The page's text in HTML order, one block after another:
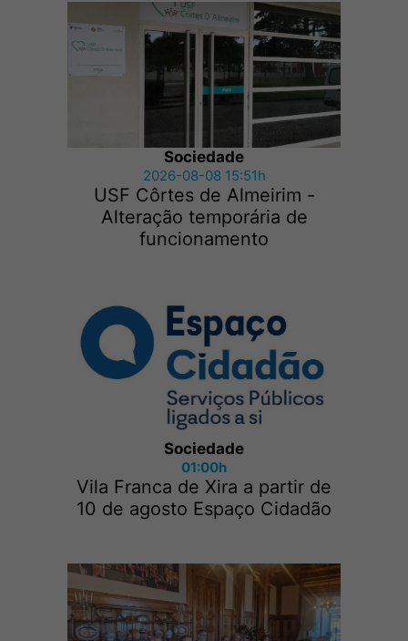
Sociedade
2026-08-08 15:51h
USF Côrtes de Almeirim -
Alteração temporária de
funcionamento
Sociedade
01:00h
Vila Franca de Xira a partir de
10 de agosto Espaço Cidadão